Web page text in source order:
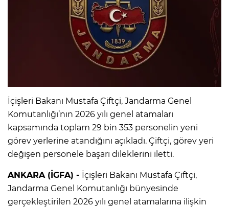
İçişleri Bakanı Mustafa Çiftçi, Jandarma Genel
Komutanlığı’nın 2026 yılı genel atamaları
kapsamında toplam 29 bin 353 personelin yeni
görev yerlerine atandığını açıkladı. Çiftçi, görev yeri
değişen personele başarı dileklerini iletti.
ANKARA (İGFA) - İçişleri Bakanı Mustafa Çiftçi,
Jandarma Genel Komutanlığı bünyesinde
gerçekleştirilen 2026 yılı genel atamalarına ilişkin